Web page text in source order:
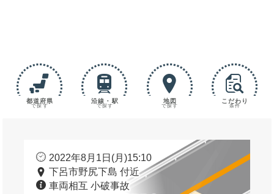
都道府県
で探す
沿線・駅
で探す
地図
で探す
こだわり
条件
2022年8月1日(月)15:10
下呂市野尻下島 付近
車両相互 小破事故